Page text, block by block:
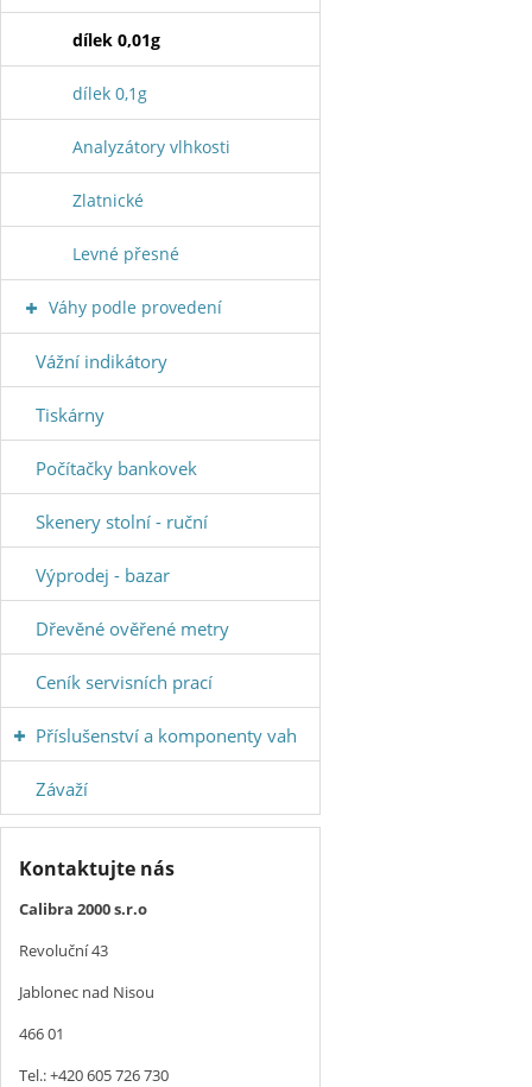
dílek 0,01g
dílek 0,1g
Analyzátory vlhkosti
Zlatnické
Levné přesné
Váhy podle provedení
Vážní indikátory
Tiskárny
Počítačky bankovek
Skenery stolní - ruční
Výprodej - bazar
Dřevěné ověřené metry
Ceník servisních prací
Příslušenství a komponenty vah
Závaží
Kontaktujte nás
Calibra 2000 s.r.o
Revoluční 43
Jablonec nad Nisou
466 01
Tel.: +420 605 726 730